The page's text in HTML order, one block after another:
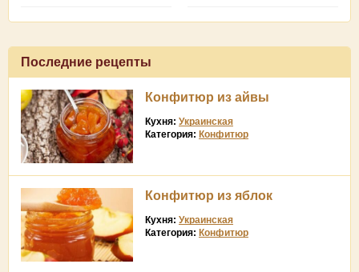
Последние рецепты
Конфитюр из айвы
Кухня: Украинская
Категория: Конфитюр
Конфитюр из яблок
Кухня: Украинская
Категория: Конфитюр